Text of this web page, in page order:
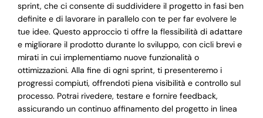
sprint, che ci consente di suddividere il progetto in fasi ben
definite e di lavorare in parallelo con te per far evolvere le
tue idee. Questo approccio ti offre la flessibilità di adattare
e migliorare il prodotto durante lo sviluppo, con cicli brevi e
mirati in cui implementiamo nuove funzionalità o
ottimizzazioni. Alla fine di ogni sprint, ti presenteremo i
progressi compiuti, offrendoti piena visibilità e controllo sul
processo. Potrai rivedere, testare e fornire feedback,
assicurando un continuo affinamento del progetto in linea